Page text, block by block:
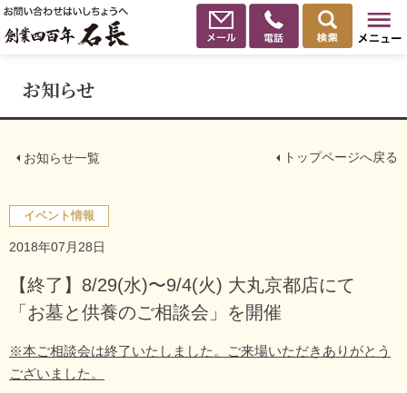
お知らせ
お知らせ一覧 トップページへ戻る
イベント情報
2018年07月28日
【終了】8/29(水)〜9/4(火) 大丸京都店にて
「お墓と供養のご相談会」を開催
※本ご相談会は終了いたしました。ご来場いただきありがとう
ございました。